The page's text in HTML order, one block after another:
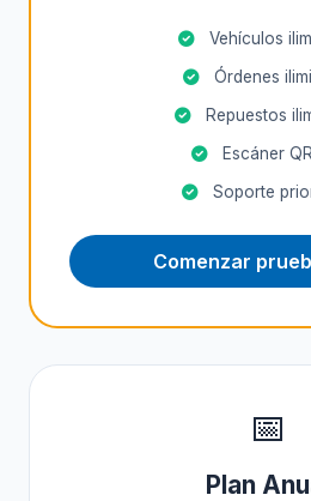
Vehículos
Órdenes
Repuestos
Escáner
Soporte
Comenzar
📅
Plan